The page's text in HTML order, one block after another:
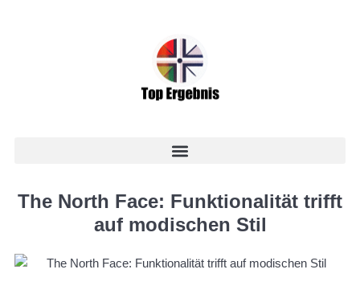
The North Face: Funktionalität trifft
auf modischen Stil